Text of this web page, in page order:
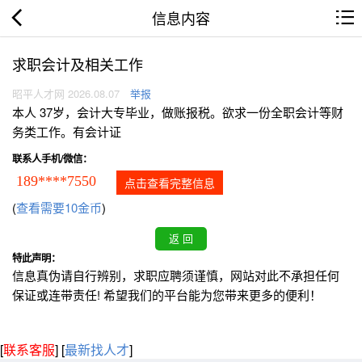
信息内容
求职会计及相关工作
昭平人才网 2026.08.07 举报
本人 37岁，会计大专毕业，做账报税。欲求一份全职会计等财
务类工作。有会计证
联系人手机/微信：
189****7550 点击查看完整信息
(查看需要10金币)
特此声明：
信息真伪请自行辨别，求职应聘须谨慎，网站对此不承担任何
保证或连带责任! 希望我们的平台能为您带来更多的便利！
[联系客服] [最新找人才]